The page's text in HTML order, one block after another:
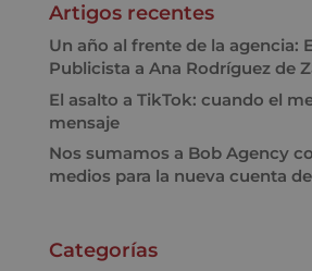
Artigos recentes
Un año al frente de la agencia:
Publicista a Ana Rodríguez de
El asalto a TikTok: cuando el
mensaje
Nos sumamos a Bob Agency
medios para la nueva cuenta
Categorías